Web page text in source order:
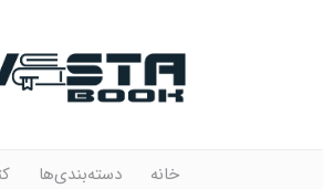
خانه دسته‌بندی‌ها